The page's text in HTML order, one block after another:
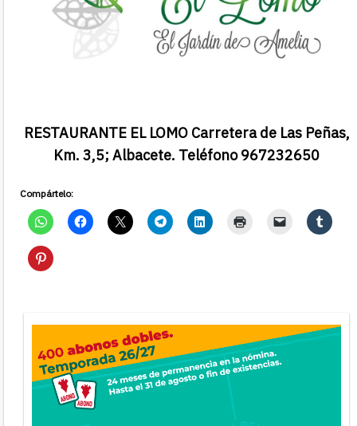
RESTAURANTE EL LOMO Carretera de Las Peñas,
Km. 3,5; Albacete. Teléfono 967232650
Compártelo: